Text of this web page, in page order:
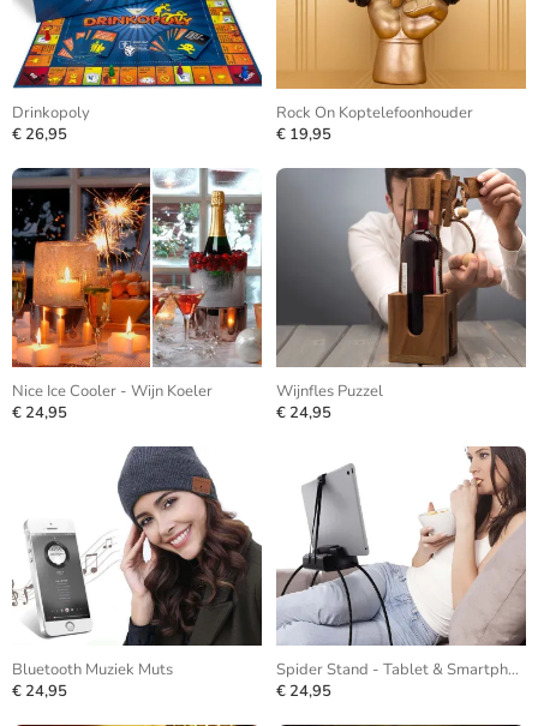
Drinkopoly
€ 26,95
Rock On Koptelefoonhouder
€ 19,95
Nice Ice Cooler - Wijn Koeler
€ 24,95
Wijnfles Puzzel
€ 24,95
Bluetooth Muziek Muts
€ 24,95
Spider Stand - Tablet & Smartphone
€ 24,95